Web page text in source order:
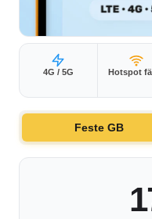
4G / 5G Hotspot
Feste GB